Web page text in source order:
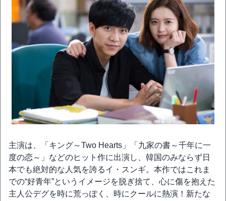
主演は、「キング～Two Hearts」「九家の書～千年に一
度の恋～」などのヒット作に出演し、韓国のみならず日
本でも絶対的な人気を誇るイ・スンギ。本作ではこれま
での“好青年”というイメージを脱ぎ捨て、心に傷を抱えた
主人公デグを時に荒っぽく、時にクールに熱演！新たな